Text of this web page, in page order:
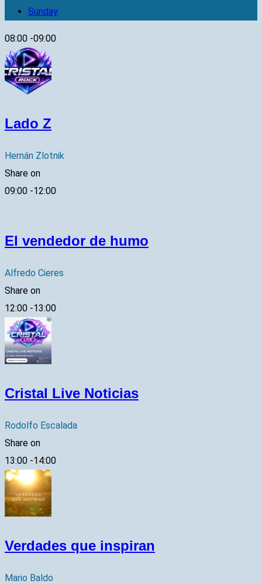
Sunday
08:00 -09:00
Lado Z
Hernán Zlotnik
Share on
09:00 -12:00
El vendedor de humo
Alfredo Cieres
Share on
12:00 -13:00
Cristal Live Noticias
Rodolfo Escalada
Share on
13:00 -14:00
Verdades que inspiran
Mario Baldo